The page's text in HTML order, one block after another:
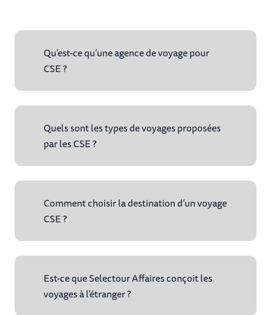
Qu’est-ce qu’une agence de voyage pour
CSE ?
Quels sont les types de voyages proposées
par les CSE ?
Comment choisir la destination d’un voyage
CSE ?
Est-ce que Selectour Affaires conçoit les
voyages à l’étranger ?